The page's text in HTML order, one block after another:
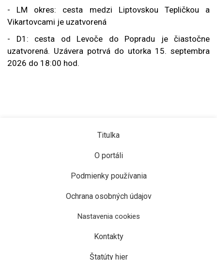
- LM okres: cesta medzi Liptovskou Tepličkou a
Vikartovcami je uzatvorená
- D1: cesta od Levoče do Popradu je čiastočne
uzatvorená. Uzávera potrvá do utorka 15. septembra
2026 do 18:00 hod.
Titulka
O portáli
Podmienky používania
Ochrana osobných údajov
Nastavenia cookies
Kontakty
Štatúty hier